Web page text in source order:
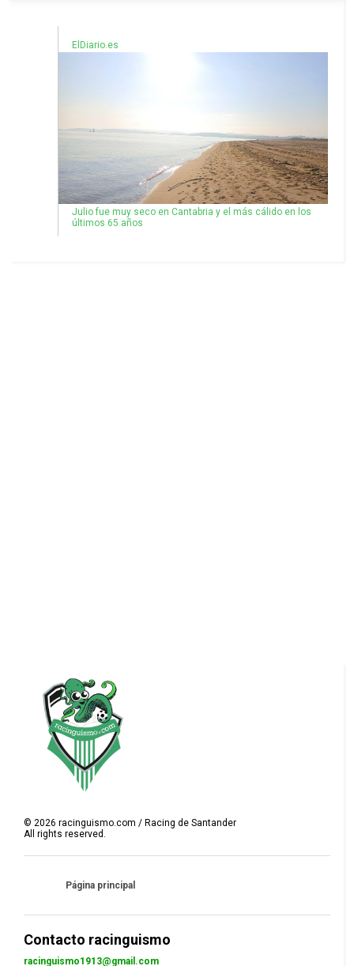
ElDiario.es
Julio fue muy seco en Cantabria y el más cálido en los
últimos 65 años
© 2026 racinguismo.com / Racing de Santander
All rights reserved.
Página principal
Contacto racinguismo
racinguismo1913@gmail.com